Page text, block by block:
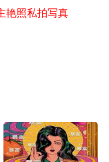
艳照私拍写真